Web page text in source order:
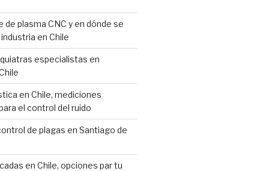
de plasma CNC y en dónde se
en Chile
especialistas en
en Chile, mediciones
el control del ruido
de plagas en Santiago de
en Chile, opciones par tu